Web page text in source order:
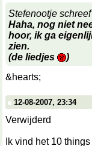
Stefenootje
Haha, nog niet
hoor, ik ga
zien.
(de liedjes
)
&hearts;
12-08-2007, 23:34
Verwijderd
Ik vind het 10